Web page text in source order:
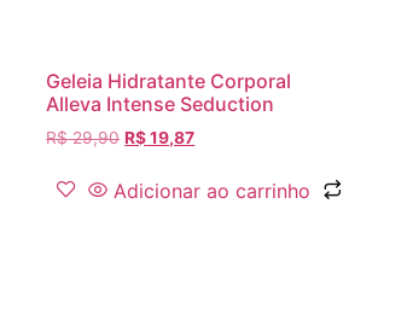
Geleia Hidratante Corporal
Alleva Intense Seduction
R$29,90 R$19,87
Adicionar ao carrinho